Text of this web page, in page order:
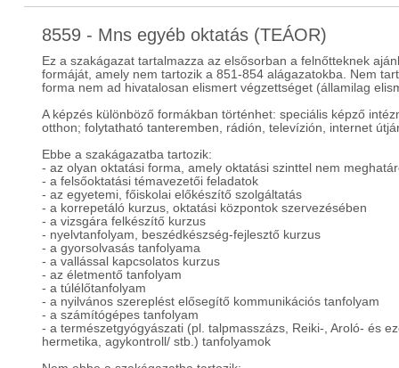
8559 - Mns egyéb oktatás (TEÁOR)
Ez a szakágazat tartalmazza az elsősorban a felnőtteknek
formáját, amely nem tartozik a 851-854 alágazatokba. Nem
forma nem ad hivatalosan elismert végzettséget (államilag
A képzés különböző formákban történhet: speciális képző
otthon; folytatható tanteremben, rádión, televízión, internet
Ebbe a szakágazatba tartozik:
- az olyan oktatási forma, amely oktatási szinttel nem
- a felsőoktatási témavezetői feladatok
- az egyetemi, főiskolai előkészítő szolgáltatás
- a korrepetáló kurzus, oktatási központok szervezésében
- a vizsgára felkészítő kurzus
- nyelvtanfolyam, beszédkészség-fejlesztő kurzus
- a gyorsolvasás tanfolyama
- a vallással kapcsolatos kurzus
- az életmentő tanfolyam
- a túlélőtanfolyam
- a nyilvános szereplést elősegítő kommunikációs tanfolyam
- a számítógépes tanfolyam
- a természetgyógyászati (pl. talpmasszázs, Reiki-, Aroló- és
hermetika, agykontroll/ stb.) tanfolyamok